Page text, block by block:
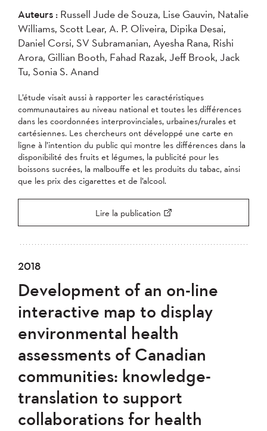
Auteurs : ‪Russell Jude de Souza, Lise Gauvin, Natalie
Williams, Scott Lear, A. P. Oliveira, Dipika Desai,
Daniel Corsi, SV Subramanian, Ayesha Rana, Rishi
Arora, Gillian Booth, Fahad Razak, Jeff Brook, Jack
Tu, Sonia S. Anand
L’étude visait aussi à rapporter les caractéristiques
communautaires au niveau national et toutes les différences
dans les coordonnées interprovinciales, urbaines/rurales et
cartésiennes. Les chercheurs ont développé une carte en
ligne à l’intention du public qui montre les différences dans la
disponibilité des fruits et légumes, la publicité pour les
boissons sucrées, la malbouffe et les produits du tabac, ainsi
que les prix des cigarettes et de l’alcool.
Lire la publication
2018
Development of an on-line
interactive map to display
environmental health
assessments of Canadian
communities: knowledge-
translation to support
collaborations for health